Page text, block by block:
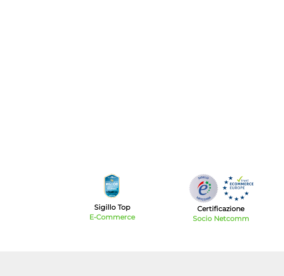
Sigillo Top
E-Commerce
Certificazione
Socio Netcomm